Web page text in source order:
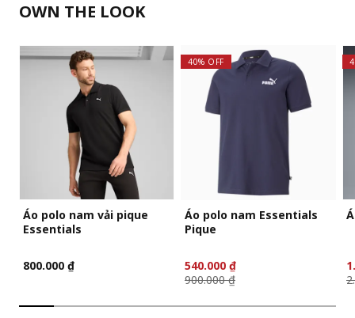
OWN THE LOOK
Áo polo nam vải pique
Essentials
800.000 ₫
40% OFF
Áo polo nam Essentials
Pique
540.000 ₫
900.000 ₫